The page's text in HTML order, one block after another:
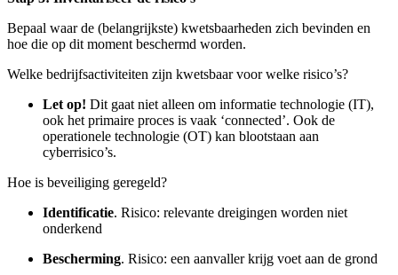
Bepaal waar de (belangrijkste) kwetsbaarheden zich bevinden en
hoe die op dit moment beschermd worden.
Welke bedrijfsactiviteiten zijn kwetsbaar voor welke risico’s?
Let op! Dit gaat niet alleen om informatie technologie (IT),
ook het primaire proces is vaak ‘connected’. Ook de
operationele technologie (OT) kan blootstaan aan
cyberrisico’s.
Hoe is beveiliging geregeld?
Identificatie. Risico: relevante dreigingen worden niet
onderkend
Bescherming. Risico: een aanvaller krijg voet aan de grond